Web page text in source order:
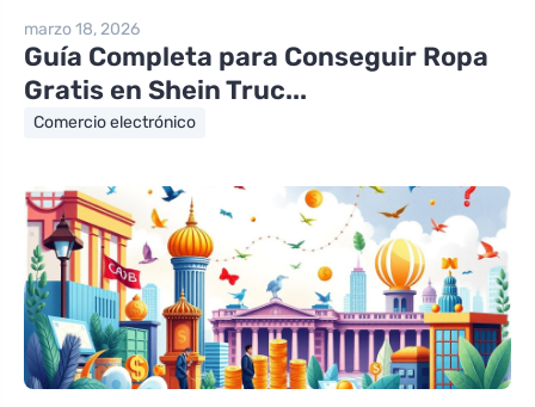
marzo 18, 2026
Guía Completa para Conseguir Ropa
Gratis en Shein Truc...
Comercio electrónico